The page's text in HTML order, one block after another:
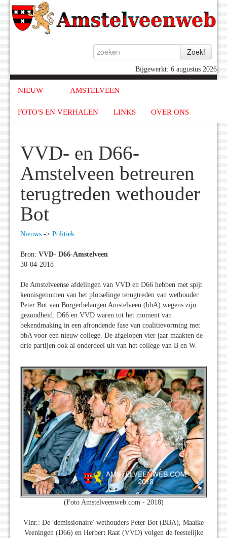
Bijgewerkt: 6 augustus 2026
NIEUW AMSTELVEEN
FOTO'S EN VERHALEN LINKS OVER ONS
VVD- en D66-
Amstelveen betreuren
terugtreden wethouder
Bot
Nieuws -> Politiek
Bron: VVD- D66-Amstelveen
30-04-2018
De Amstelveense afdelingen van VVD en D66 hebben met spijt
kennisgenomen van het plotselinge terugtreden van wethouder
Peter Bot van Burgerbelangen Amstelveen (bbA) wegens zijn
gezondheid. D66 en VVD waren tot het moment van
bekendmaking in een afrondende fase van coalitievorming met
bbA voor een nieuw college. De afgelopen vier jaar maakten de
drie partijen ook al onderdeel uit van het college van B en W.
(Foto Amstelveenweb.com - 2018)
Vlnr.: De 'demissionaire' wethouders Peter Bot (BBA), Maaike
Veeningen (D66) en Herbert Raat (VVD) volgen de feestelijke